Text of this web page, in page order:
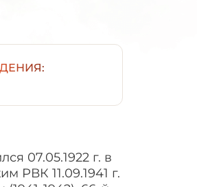
07.05.1922 г. в
РВК 11.09.1941 г.